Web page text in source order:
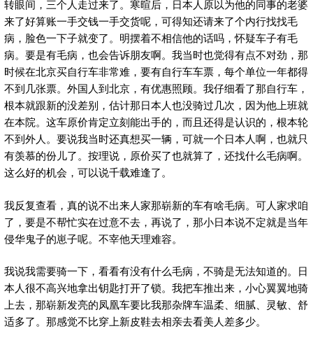
转眼间，三个人走过来了。寒暄后，日本人原以为他的同事的老婆
来了好算账一手交钱一手交货呢，可得知还请来了个内行找找毛
病，脸色一下子就变了。明摆着不相信他的话吗，怀疑车子有毛
病。要是有毛病，也会告诉朋友啊。我当时也觉得有点不对劲，那
时候在北京买自行车非常难，要有自行车车票，每个单位一年都得
不到几张票。外国人到北京，有优惠照顾。我仔细看了那自行车，
根本就跟新的没差别，估计那日本人也没骑过几次，因为他上班就
在本院。这车原价肯定立刻能出手的，而且还得是认识的，根本轮
不到外人。要说我当时还真想买一辆，可就一个日本人啊，也就只
有羡慕的份儿了。按理说，原价买了也就算了，还找什么毛病啊。
这么好的机会，可以说千载难逢了。
我反复查看，真的说不出来人家那崭新的车有啥毛病。可人家求咱
了，要是不帮忙实在过意不去，再说了，那小日本说不定就是当年
侵华鬼子的崽子呢。不宰他天理难容。
我说我需要骑一下，看看有没有什么毛病，不骑是无法知道的。日
本人很不高兴地拿出钥匙打开了锁。我把车推出来，小心翼翼地骑
上去，那崭新发亮的凤凰车要比我那杂牌车温柔、细腻、灵敏、舒
适多了。那感觉不比穿上新皮鞋去相亲去看美人差多少。